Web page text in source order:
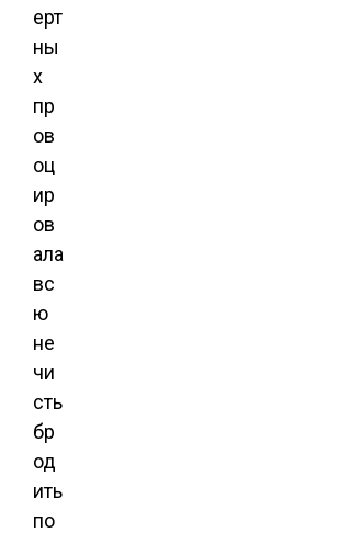
ерт
ны
х
пр
ов
оц
ир
ов
ала
вс
ю
не
чи
сть
бр
од
ить
по